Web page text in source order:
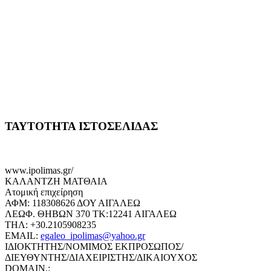
ΤΑΥΤΟΤΗΤΑ ΙΣΤΟΣΕΛΙΔΑΣ
www.ipolimas.gr/
ΚΑΛΑΝΤΖΗ ΜΑΤΘΑΙΑ
Ατομική επιχείρηση
ΑΦΜ: 118308626 ΔΟΥ ΑΙΓΑΛΕΩ
ΛΕΩΦ. ΘΗΒΩΝ 370 ΤΚ:12241 ΑΙΓΑΛΕΩ
ΤΗΛ: +30.2105908235
EMAIL: egaleo_ipolimas@yahoo.gr
ΙΔΙΟΚΤΗΤΗΣ/ΝΟΜΙΜΟΣ ΕΚΠΡΟΣΩΠΟΣ/
ΔΙΕΥΘΥΝΤΗΣ/ΔΙΑΧΕΙΡΙΣΤΗΣ/ΔΙΚΑΙΟΥΧΟΣ
DOMAIN.: